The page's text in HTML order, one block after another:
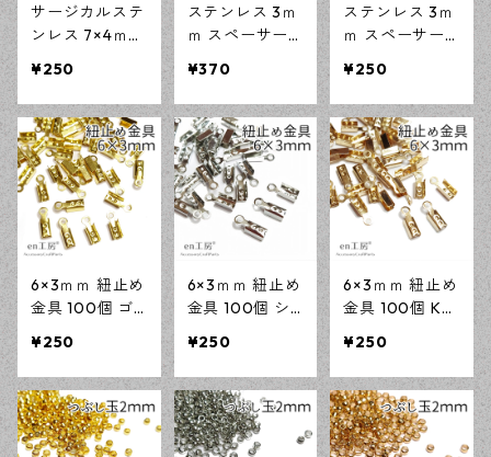
サージカルステ
ンレス 7×4ｍｍ
バー 20個 アレ
ルギー対応 ア
クセサリーパー
ツ ハンドメイ
ド資材 【en工
房】
¥250
ステンレス 3ｍ
ｍ スペーサー
ド 50個 アレル
ギー対応 アク
セサリーパーツ
ハンドメイド資
材 【en工房】
¥370
ステンレス 3ｍ
ｍ スペーサー
ー 50個 アレル
ギー対応 アク
セサリーパーツ
ハンドメイド資
材 【en工房】
¥250
6×3ｍｍ 紐止め
金具 100個 ゴ
アクセサリーパ
ーツ 基礎パー
ツ ハンドメイ
ド資材 【en工
房】
¥250
6×3ｍｍ 紐止め
金具 100個 シ
アクセサリーパ
ーツ 基礎パー
ツ ハンドメイ
ド資材 【en工
房】
¥250
6×3ｍｍ 紐止め
金具 100個 KC
メ アクセサリ
ーパーツ 基礎
パーツ ハンド
メイド資材 【e
n工房】
¥250